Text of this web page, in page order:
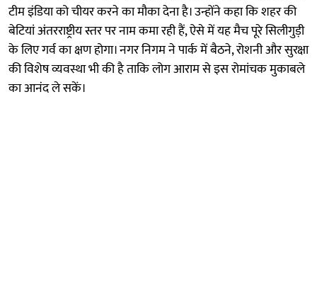
टीम इंडिया को चीयर करने का मौका देना है। उन्होंने कहा कि शहर की
बेटियां अंतरराष्ट्रीय स्तर पर नाम कमा रही हैं, ऐसे में यह मैच पूरे सिलीगुड़ी
के लिए गर्व का क्षण होगा। नगर निगम ने पार्क में बैठने, रोशनी और सुरक्षा
की विशेष व्यवस्था भी की है ताकि लोग आराम से इस रोमांचक मुकाबले
का आनंद ले सकें।